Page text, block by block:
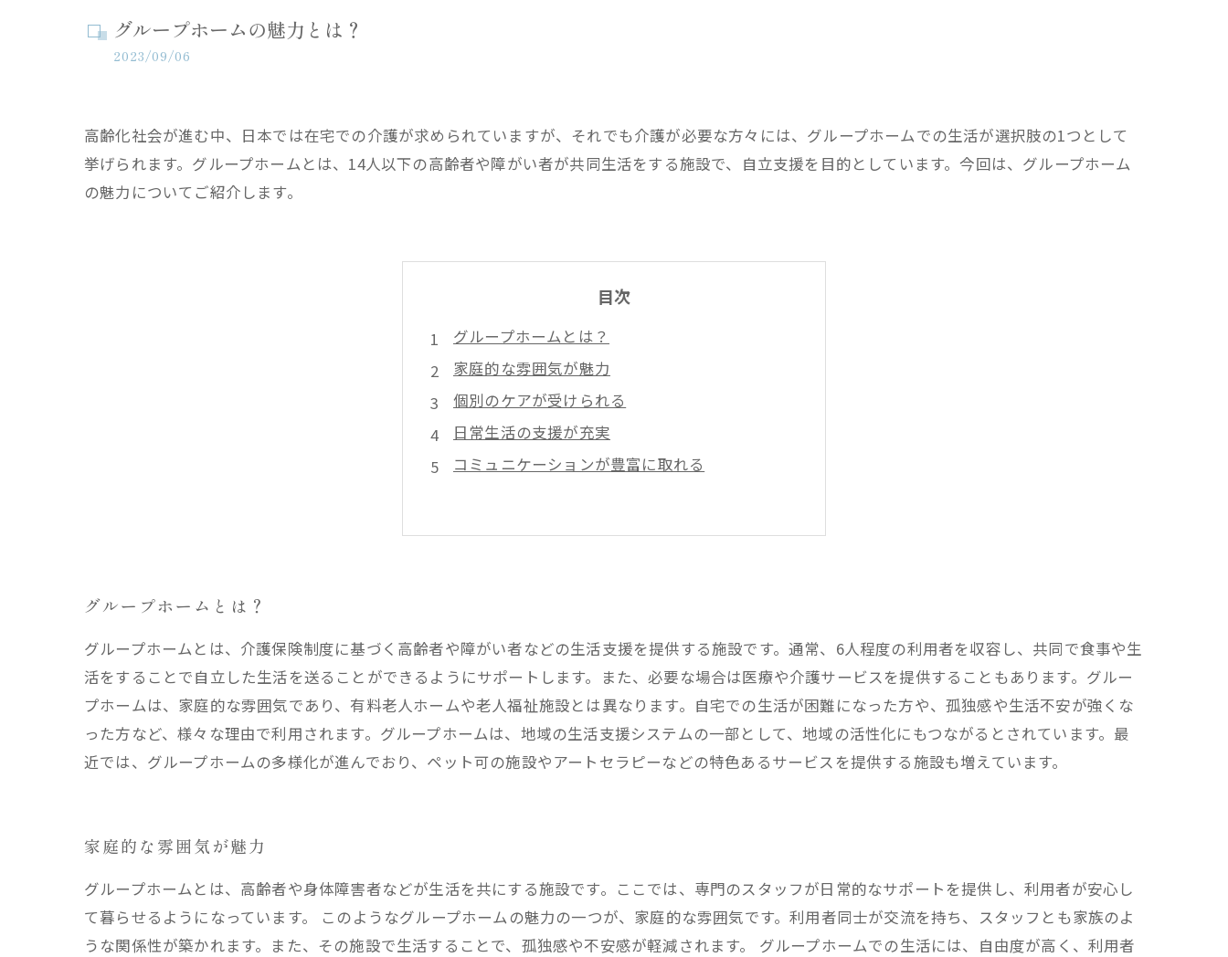
グループホームの魅力とは？
2023/09/06
高齢化社会が進む中、日本では在宅での介護が求められていますが、それでも介護が必要な方々には、グループホームでの生活が選択肢の1つとして
挙げられます。グループホームとは、14人以下の高齢者や障がい者が共同生活をする施設で、自立支援を目的としています。今回は、グループホーム
の魅力についてご紹介します。
目次
グループホームとは？
家庭的な雰囲気が魅力
個別のケアが受けられる
日常生活の支援が充実
コミュニケーションが豊富に取れる
グループホームとは？
グループホームとは、介護保険制度に基づく高齢者や障がい者などの生活支援を提供する施設です。通常、6人程度の利用者を収容し、共同で食事や生
活をすることで自立した生活を送ることができるようにサポートします。また、必要な場合は医療や介護サービスを提供することもあります。グルー
プホームは、家庭的な雰囲気であり、有料老人ホームや老人福祉施設とは異なります。自宅での生活が困難になった方や、孤独感や生活不安が強くな
った方など、様々な理由で利用されます。グループホームは、地域の生活支援システムの一部として、地域の活性化にもつながるとされています。最
近では、グループホームの多様化が進んでおり、ペット可の施設やアートセラピーなどの特色あるサービスを提供する施設も増えています。
家庭的な雰囲気が魅力
グループホームとは、高齢者や身体障害者などが生活を共にする施設です。ここでは、専門のスタッフが日常的なサポートを提供し、利用者が安心し
て暮らせるようになっています。 このようなグループホームの魅力の一つが、家庭的な雰囲気です。利用者同士が交流を持ち、スタッフとも家族のよ
うな関係性が築かれます。また、その施設で生活することで、孤独感や不安感が軽減されます。 グループホームでの生活には、自由度が高く、利用者